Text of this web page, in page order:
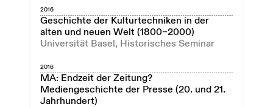
2016
Geschichte der Kulturtechniken in der
alten und neuen Welt (1800–2000)
Universität Basel, Historisches Seminar
2016
MA: Endzeit der Zeitung?
Mediengeschichte der Presse (20. und 21.
Jahrhundert)